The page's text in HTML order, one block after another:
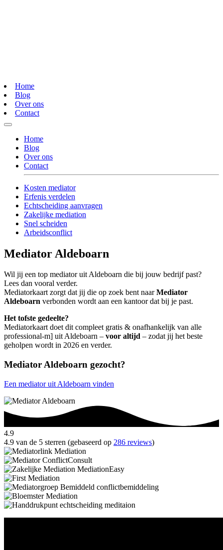
Home
Blog
Over ons
Contact
Home
Blog
Over ons
Contact
Kosten mediator
Erfenis verdelen
Echtscheiding aanvragen
Zakelijke mediation
Snel scheiden
Arbeidsconflict
Mediator Aldeboarn
Wil jij een top mediator uit Aldeboarn die bij jouw bedrijf past?
Lees dan vooral verder.
Mediatorkaart zorgt dat jij die op zoek bent naarMediator
Aldeboarn verbonden wordt aan een kantoor dat bij je past.
Het tofste gedeelte?
Mediatorkaart doet dit compleet gratis & onafhankelijk van alle
professional-m] uit Aldeboarn – voor altijd – zodat jij het beste
geholpen wordt in 2026 en verder.
Mediator Aldeboarn gezocht?
Een mediator uit Aldeboarn vinden
4.9
4.9 van de 5 sterren (gebaseerd op 286 reviews)